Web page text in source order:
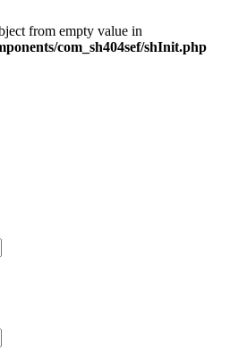
from empty value in
com_sh404sef/shInit.php